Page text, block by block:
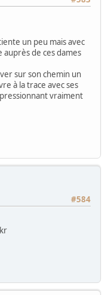
un peu mais avec
de ces dames
sur son chemin un
à la trace avec ses
vraiment
#584